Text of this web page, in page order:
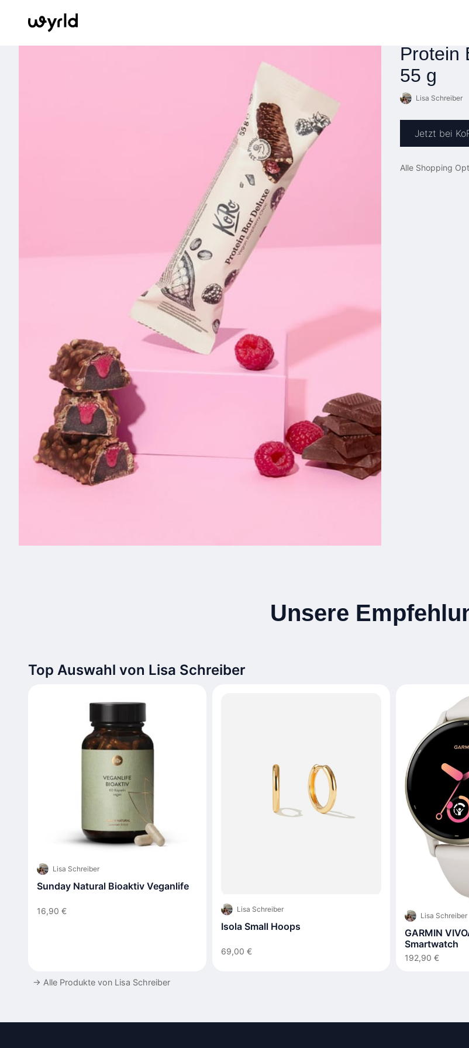
Protein
55 g
Lisa Schreiber
Jetzt bei
Alle Shopping
Unsere
Top Auswahl von Lisa Schreiber
Lisa Schreiber
Sunday Natural Bioaktiv Veganlife
16,90 € Lisa Schreiber
Isola Small Hoops
69,00 €
Lisa Schreiber
GARMIN
Smartwatch
192,90 €
→ Alle Produkte von Lisa Schreiber